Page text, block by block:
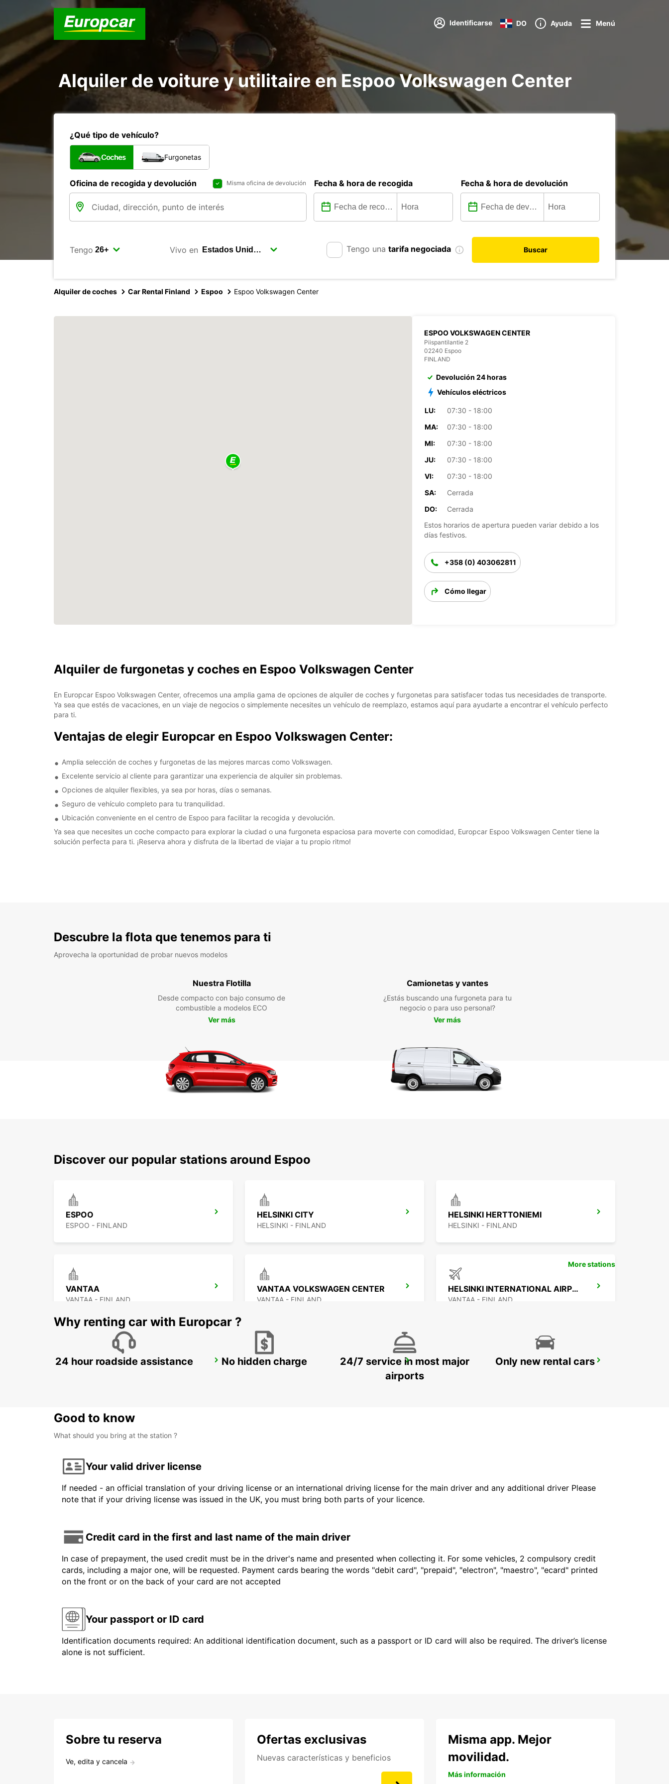
Identificarse DO Ayuda Menú
Alquiler de voiture y utilitaire en Espoo Volkswagen Center
¿Qué tipo de vehículo?
Coches Furgonetas
Oficina de recogida y devolución Misma oficina de devolución Fecha & hora de recogida Fecha & hora de devolución
Tengo Vivo en Tengo una tarifa negociada Buscar
Alquiler de coches Car Rental Finland Espoo Espoo Volkswagen Center
ESPOO VOLKSWAGEN CENTER
Piispantilantie 2
02240 Espoo
FINLAND
Devolución 24 horas
Vehículos eléctricos
LU:
07:30 - 18:00
MA:
07:30 - 18:00
MI:
07:30 - 18:00
JU:
07:30 - 18:00
VI:
07:30 - 18:00
SA:
Cerrada
DO:
Cerrada
Estos horarios de apertura pueden variar debido a los
días festivos.
+358 (0) 403062811
Cómo llegar
Alquiler de furgonetas y coches en Espoo Volkswagen Center
En Europcar Espoo Volkswagen Center, ofrecemos una amplia gama de opciones de alquiler de coches y furgonetas para satisfacer todas tus necesidades de transporte.
Ya sea que estés de vacaciones, en un viaje de negocios o simplemente necesites un vehículo de reemplazo, estamos aquí para ayudarte a encontrar el vehículo perfecto
para ti.
Ventajas de elegir Europcar en Espoo Volkswagen Center:
Amplia selección de coches y furgonetas de las mejores marcas como Volkswagen.
Excelente servicio al cliente para garantizar una experiencia de alquiler sin problemas.
Opciones de alquiler flexibles, ya sea por horas, días o semanas.
Seguro de vehículo completo para tu tranquilidad.
Ubicación conveniente en el centro de Espoo para facilitar la recogida y devolución.
Ya sea que necesites un coche compacto para explorar la ciudad o una furgoneta espaciosa para moverte con comodidad, Europcar Espoo Volkswagen Center tiene la
solución perfecta para ti. ¡Reserva ahora y disfruta de la libertad de viajar a tu propio ritmo!
Descubre la flota que tenemos para ti
Aprovecha la oportunidad de probar nuevos modelos
Nuestra Flotilla
Desde compacto con bajo consumo de
combustible a modelos ECO
Ver más
Camionetas y vantes
¿Estás buscando una furgoneta para tu
negocio o para uso personal?
Ver más
Discover our popular stations around Espoo
ESPOO
ESPOO - FINLAND
HELSINKI CITY
HELSINKI - FINLAND
HELSINKI HERTTONIEMI
HELSINKI - FINLAND
VANTAA
VANTAA - FINLAND
VANTAA VOLKSWAGEN CENTER
VANTAA - FINLAND
HELSINKI INTERNATIONAL AIRPORT
VANTAA - FINLAND
TALLINN AIRPORT TALLINN CITY HAMEENLINNA CITY
More stations
Why renting car with Europcar ?
24 hour roadside assistance No hidden charge
24/7 service in most major
airports
Only new rental cars
Good to know
What should you bring at the station ?
Your valid driver license
If needed - an official translation of your driving license or an international driving license for the main driver and any additional driver Please
note that if your driving license was issued in the UK, you must bring both parts of your licence.
Credit card in the first and last name of the main driver
In case of prepayment, the used credit must be in the driver's name and presented when collecting it. For some vehicles, 2 compulsory credit
cards, including a major one, will be requested. Payment cards bearing the words "debit card", "prepaid", "electron", "maestro", "ecard" printed
on the front or on the back of your card are not accepted
Your passport or ID card
Identification documents required: An additional identification document, such as a passport or ID card will also be required. The driver’s license
alone is not sufficient.
Sobre tu reserva
Ve, edita y cancela
Ofertas exclusivas
Nuevas características y beneficios
Misma app. Mejor
movilidad.
Más información